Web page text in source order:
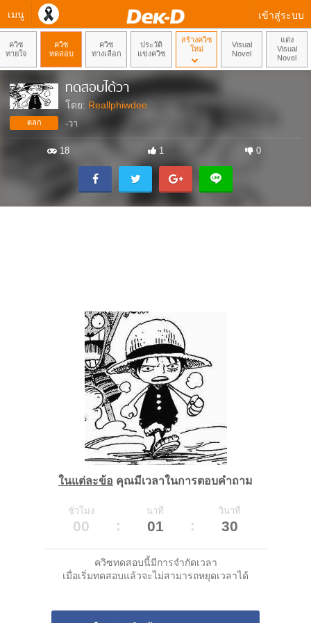
เมนู เข้าสู่ระบบ
ควิซ
ทายใจ
ควิซ
ทดสอบ
ควิซ
ทางเลือก
ประวัติ
แข่งควิซ
สร้างควิซ
ใหม่
Visual
Novel
แต่ง
Visual
Novel
ตลก
ทดสอบได้วา
โดย: Reallphiwdee
-วา
18 1 0
ในแต่ละข้อ คุณมีเวลาในการตอบคำถาม
ชั่วโมง นาที วินาที
00 01 30
ควิซทดสอบนี้มีการจำกัดเวลา
เมื่อเริ่มทดสอบแล้วจะไม่สามารถหยุดเวลาได้